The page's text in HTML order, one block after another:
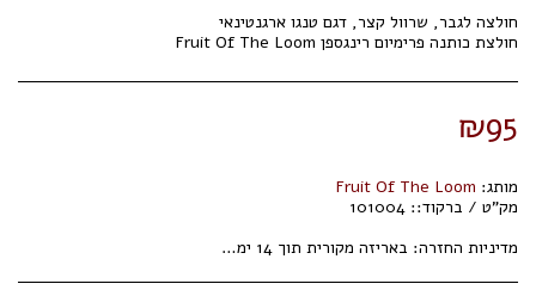
חולצת כותנה פרימיום רינגספן Fruit Of The Loom
₪95
מותג: Fruit Of The Loom
מק"ט / ברקוד:: 101004
מדיניות החזרה: באריזה מקורית תוך 14 ימי עסקים.